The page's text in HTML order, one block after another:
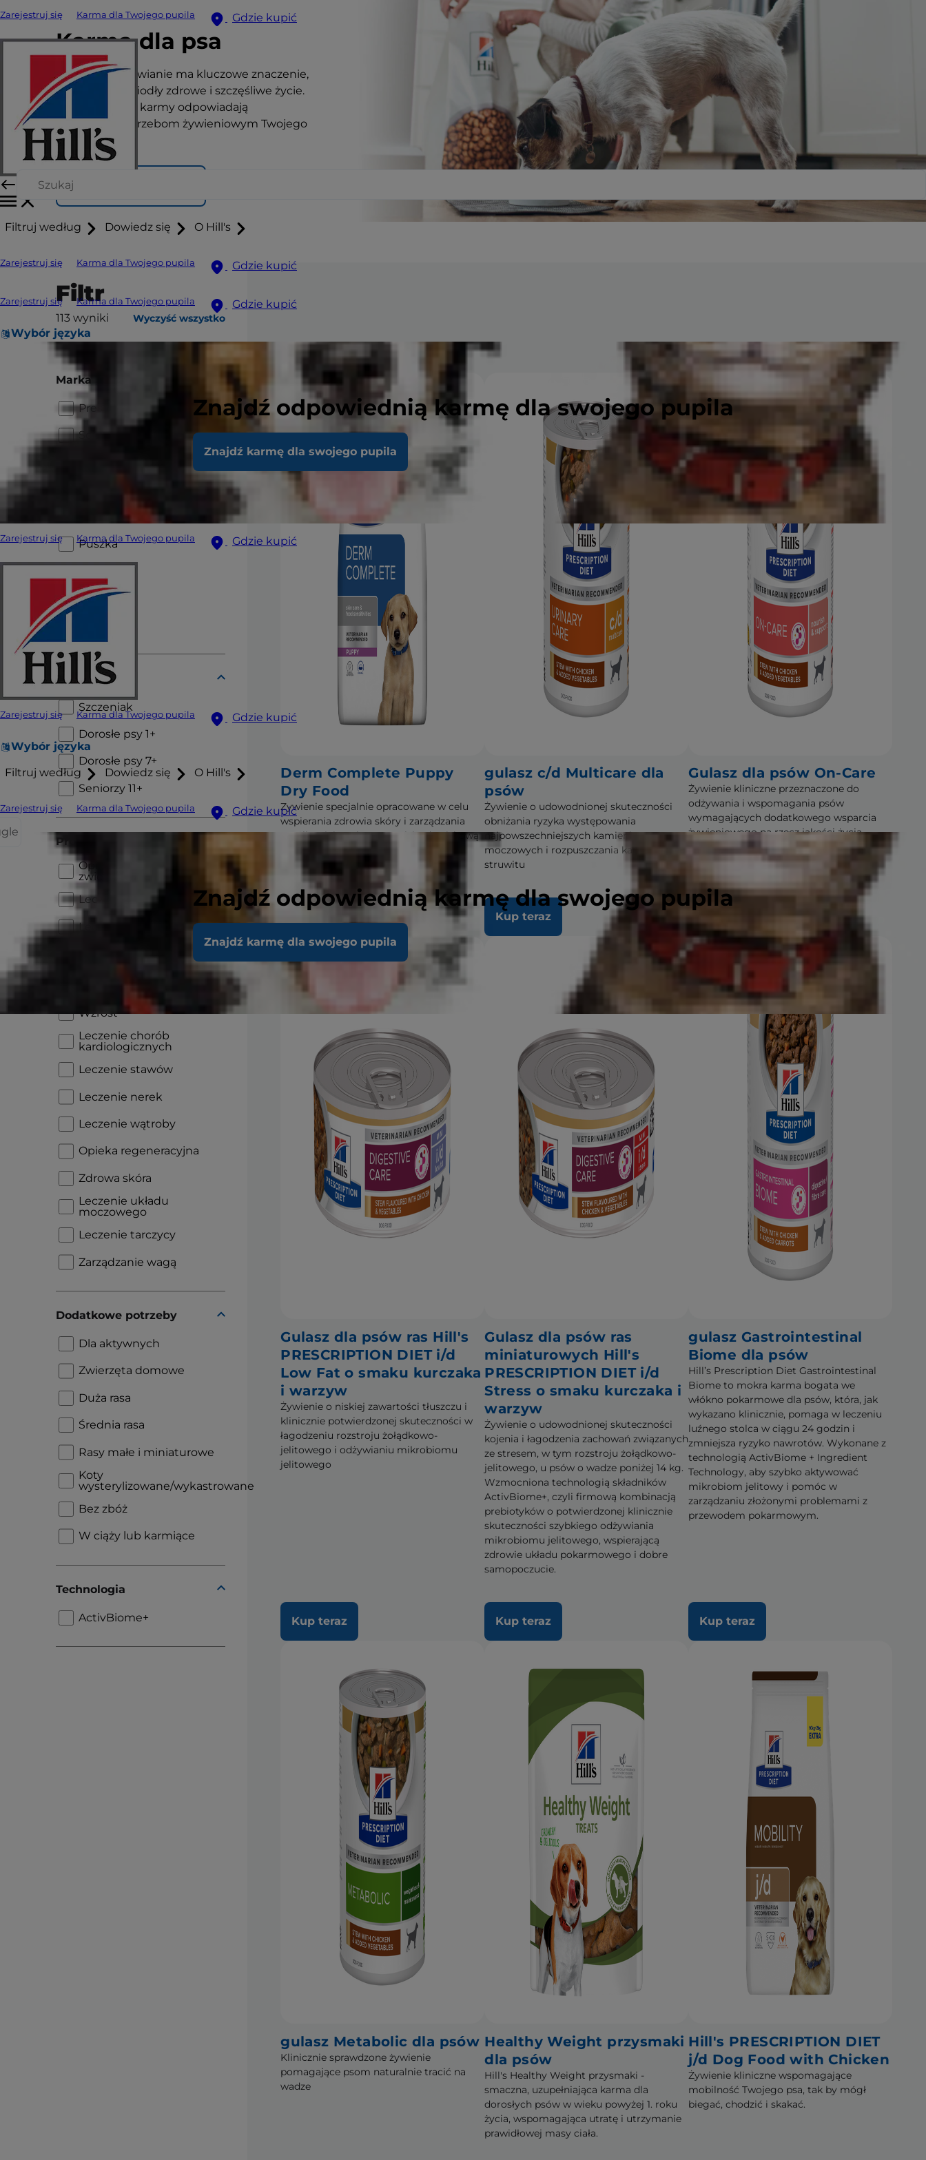
Zarejestruj się Karma dla Twojego pupila Gdzie kupić
Filtruj według Dowiedz się O Hill's
Zarejestruj się Karma dla Twojego pupila Gdzie kupić
Zarejestruj się Karma dla Twojego pupila Gdzie kupić
Wybór języka
Znajdź odpowiednią karmę dla swojego pupila
Znajdź karmę dla swojego pupila
Zarejestruj się Karma dla Twojego pupila Gdzie kupić
Zarejestruj się Karma dla Twojego pupila Gdzie kupić
Wybór języka
Filtruj według Dowiedz się O Hill's
Zarejestruj się Karma dla Twojego pupila
Gdzie kupić
Znajdź odpowiednią karmę dla swojego pupila
Znajdź karmę dla swojego pupila
Karma dla psa
Właściwe odżywianie ma kluczowe znaczenie,
by zwierzęta wiodły zdrowe i szczęśliwe życie.
Sprawdź, które karmy odpowiadają
unikalnym potrzebom żywieniowym Twojego
pupila.
Znajdź swoją formułę
Filtr
113 wyniki Wyczyść wszystko
Marka
Prescription Diet
Science Plan
Rodzaj produktu
Puszka
Gulasze
Etap życia
Szczeniak
Dorosłe psy 1+
Dorosłe psy 7+
Seniorzy 11+
Problemy zdrowotne
Opieka nad starszymi
zwierzętami
Leczenie stomatologiczne
Leczenie diabetologiczne
pokarmowego
pokarmowa
Wzrost
Leczenie chorób
kardiologicznych
Leczenie stawów
Leczenie nerek
Leczenie wątroby
Opieka regeneracyjna
Zdrowa skóra
Leczenie układu
moczowego
Leczenie tarczycy
Zarządzanie wagą
Dodatkowe potrzeby
Dla aktywnych
Zwierzęta domowe
Duża rasa
Średnia rasa
Rasy małe i miniaturowe
Koty
wysterylizowane/wykastrowane
Bez zbóż
W ciąży lub karmiące
Technologia
ActivBiome+
Derm Complete Puppy
Dry Food
Zywienie specjalnie opracowane w celu
wspierania zdrowia skóry i zarządzania
wrażliwością pokarmową i środowiskową
gulasz c/d Multicare dla
psów
Żywienie o udowodnionej skuteczności
obniżania ryzyka występowania
najpowszechniejszych kamieni
moczowych i rozpuszczania kamieni ze
struwitu
Kup teraz
Gulasz dla psów On-Care
Żywienie kliniczne przeznaczone do
odżywania i wspomagania psów
wymagających dodatkowego wsparcia
żywieniowego na rzecz jakości życia
Gulasz dla psów ras Hill's
PRESCRIPTION DIET i/d
Low Fat o smaku kurczaka
i warzyw
Żywienie o niskiej zawartości tłuszczu i
klinicznie potwierdzonej skuteczności w
łagodzeniu rozstroju żołądkowo-
jelitowego i odżywianiu mikrobiomu
jelitowego
Kup teraz
Gulasz dla psów ras
miniaturowych Hill's
PRESCRIPTION DIET i/d
Stress o smaku kurczaka i
warzyw
Żywienie o udowodnionej skuteczności
kojenia i łagodzenia zachowań związanych
ze stresem, w tym rozstroju żołądkowo-
jelitowego, u psów o wadze poniżej 14 kg.
Wzmocniona technologią składników
ActivBiome+, czyli firmową kombinacją
prebiotyków o potwierdzonej klinicznie
skuteczności szybkiego odżywiania
mikrobiomu jelitowego, wspierającą
zdrowie układu pokarmowego i dobre
samopoczucie.
Kup teraz
gulasz Gastrointestinal
Biome dla psów
Hill’s Prescription Diet Gastrointestinal
Biome to mokra karma bogata we
włókno pokarmowe dla psów, która, jak
wykazano klinicznie, pomaga w leczeniu
luźnego stolca w ciągu 24 godzin i
zmniejsza ryzyko nawrotów. Wykonane z
technologią ActivBiome + Ingredient
Technology, aby szybko aktywować
mikrobiom jelitowy i pomóc w
zarządzaniu złożonymi problemami z
przewodem pokarmowym.
Kup teraz
gulasz Metabolic dla psów
Klinicznie sprawdzone żywienie
pomagające psom naturalnie tracić na
wadze
Healthy Weight przysmaki
dla psów
Hill's Healthy Weight przysmaki -
smaczna, uzupełniająca karma dla
dorosłych psów w wieku powyżej 1. roku
życia, wspomagająca utratę i utrzymanie
prawidłowej masy ciała.
Hill's PRESCRIPTION DIET
j/d Dog Food with Chicken
Żywienie kliniczne wspomagające
mobilność Twojego psa, tak by mógł
biegać, chodzić i skakać.